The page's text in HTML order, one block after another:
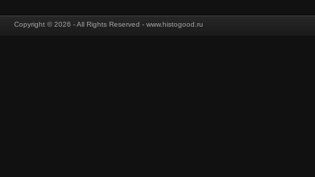
Copyright © 2026 - All Rights Reserved - www.histogood.ru